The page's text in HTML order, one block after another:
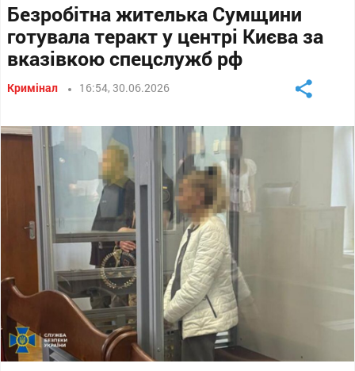
Безробітна жителька Сумщини
готувала теракт у центрі Києва за
вказівкою спецслужб рф
Кримінал 16:54, 30.06.2026